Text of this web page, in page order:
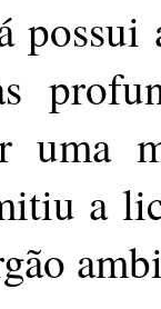
possui
uma
a